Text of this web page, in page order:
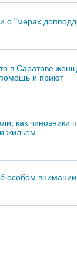
о "мерах
в Саратове
и приют
как чиновники
жильем
особом